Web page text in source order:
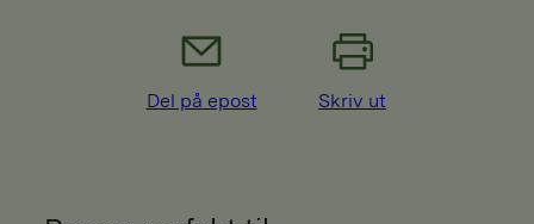
Del på epost Skriv ut